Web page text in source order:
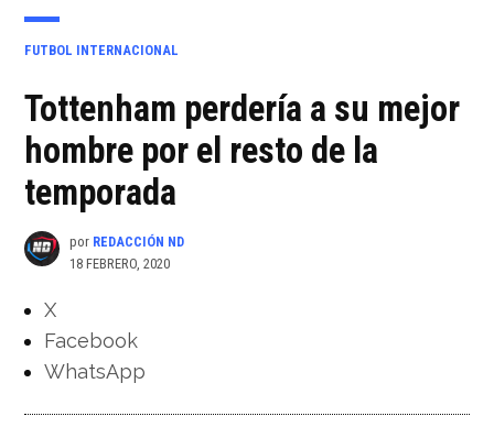
PUBLICADO
FUTBOL INTERNACIONAL
Tottenham perdería a su mejor
hombre por el resto de la
temporada
por REDACCIÓN ND
18 FEBRERO, 2020
X
Facebook
WhatsApp